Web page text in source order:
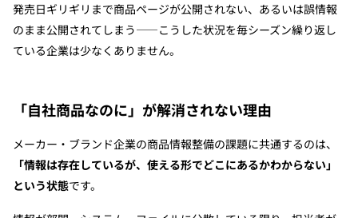
発売日ギリギリまで商品ページが公開されない、あるいは誤情報
のまま公開されてしまう——こうした状況を毎シーズン繰り返し
ている企業は少なくありません。
「自社商品なのに」が解消されない理由
メーカー・ブランド企業の商品情報整備の課題に共通するのは、
「情報は存在しているが、使える形でどこにあるかわからない」
という状態です。